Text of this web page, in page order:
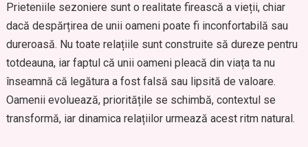
Prieteniile sezoniere sunt o realitate firească a vieții, chiar
dacă despărțirea de unii oameni poate fi inconfortabilă sau
dureroasă. Nu toate relațiile sunt construite să dureze pentru
totdeauna, iar faptul că unii oameni pleacă din viața ta nu
înseamnă că legătura a fost falsă sau lipsită de valoare.
Oamenii evoluează, prioritățile se schimbă, contextul se
transformă, iar dinamica relațiilor urmează acest ritm natural.